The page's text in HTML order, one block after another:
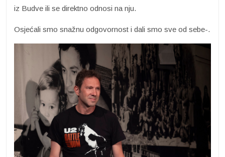
iz Budve ili se direktno odnosi na nju.
Osjećali smo snažnu odgovornost i dali smo sve od sebe-.